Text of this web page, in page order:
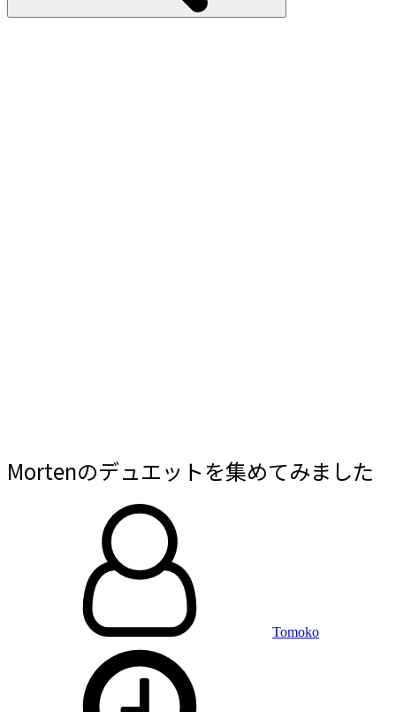
Mortenのデュエットを集めてみました
Tomoko